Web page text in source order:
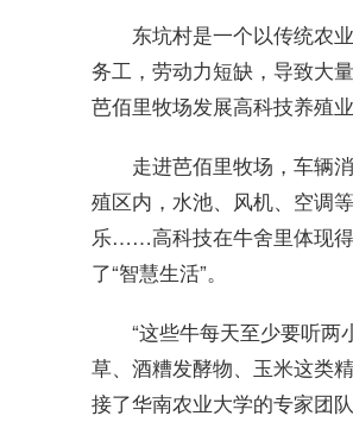
东坑村是一个以传统农
务工，劳动力短缺，导致大
芭佰里牧场发展高科技养殖
走进芭佰里牧场，车辆
殖区内，水池、风机、空调
乐……高科技在牛舍里体现得
了“智慧生活”。
“这些牛每天至少要听
草、酒糟发酵物、玉米这类
接了华南农业大学的专家团